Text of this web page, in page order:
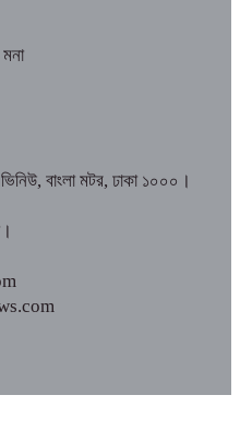
বাংলা মটর, ঢাকা ১০০০।